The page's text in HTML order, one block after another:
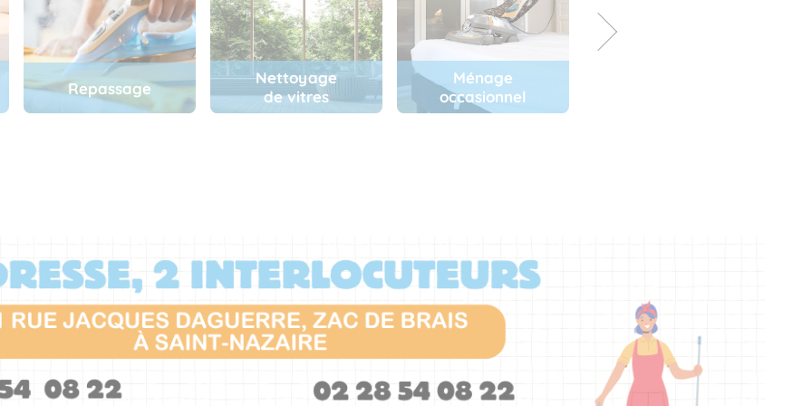
Repassage
Nettoyage
de vitres
Ménage
occasionnel